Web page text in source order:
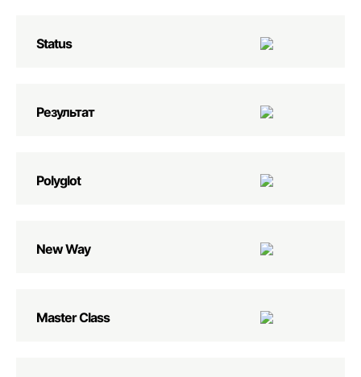
Status
Результат
Polyglot
New Way
Master Class